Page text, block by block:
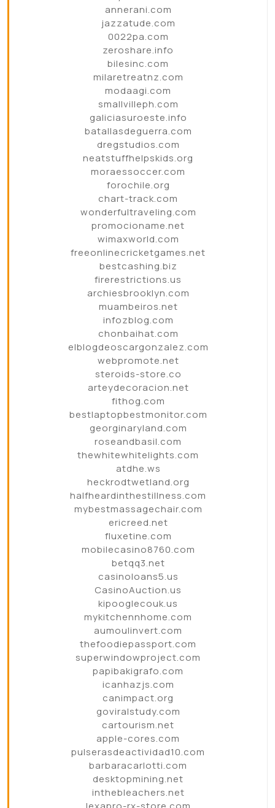
annerani.com
jazzatude.com
0022pa.com
zeroshare.info
bilesinc.com
milaretreatnz.com
modaagi.com
smallvilleph.com
galiciasuroeste.info
batallasdeguerra.com
dregstudios.com
neatstuffhelpskids.org
moraessoccer.com
forochile.org
chart-track.com
wonderfultraveling.com
promocioname.net
wimaxworld.com
freeonlinecricketgames.net
bestcashing.biz
firerestrictions.us
archiesbrooklyn.com
muambeiros.net
infozblog.com
chonbaihat.com
elblogdeoscargonzalez.com
webpromote.net
steroids-store.co
arteydecoracion.net
fithog.com
bestlaptopbestmonitor.com
georginaryland.com
roseandbasil.com
thewhitewhitelights.com
atdhe.ws
heckrodtwetland.org
halfheardinthestillness.com
mybestmassagechair.com
ericreed.net
fluxetine.com
mobilecasino8760.com
betqq3.net
casinoloans5.us
CasinoAuction.us
kipooglecouk.us
mykitchennhome.com
aumoulinvert.com
thefoodiepassport.com
superwindowproject.com
papibakigrafo.com
icanhazjs.com
canimpact.org
goviralstudy.com
cartourism.net
apple-cores.com
pulserasdeactividad10.com
barbaracarlotti.com
desktopmining.net
inthebleachers.net